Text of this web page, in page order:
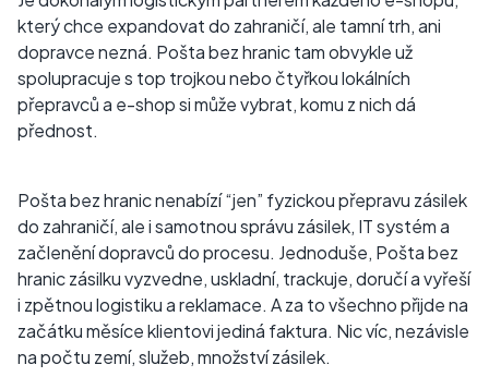
který chce expandovat do zahraničí, ale tamní trh, ani
dopravce nezná. Pošta bez hranic tam obvykle už
spolupracuje s top trojkou nebo čtyřkou lokálních
přepravců a e-shop si může vybrat, komu z nich dá
přednost.
Pošta bez hranic nenabízí “jen” fyzickou přepravu zásilek
do zahraničí, ale i samotnou správu zásilek, IT systém a
začlenění dopravců do procesu. Jednoduše, Pošta bez
hranic zásilku vyzvedne, uskladní, trackuje, doručí a vyřeší
i zpětnou logistiku a reklamace. A za to všechno přijde na
začátku měsíce klientovi jediná faktura. Nic víc, nezávisle
na počtu zemí, služeb, množství zásilek.